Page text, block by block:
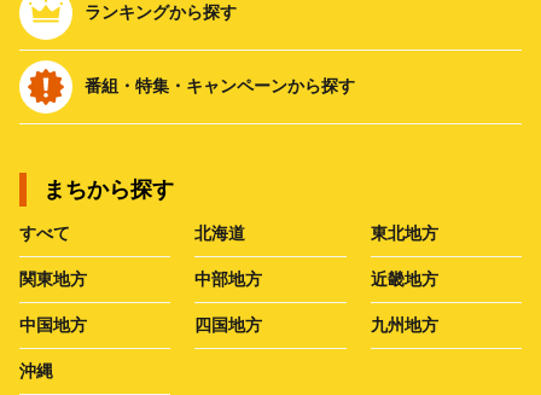
ランキングから探す
番組・特集・キャンペーンから探す
まちから探す
すべて 北海道 東北地方
関東地方 中部地方 近畿地方
中国地方 四国地方 九州地方
沖縄